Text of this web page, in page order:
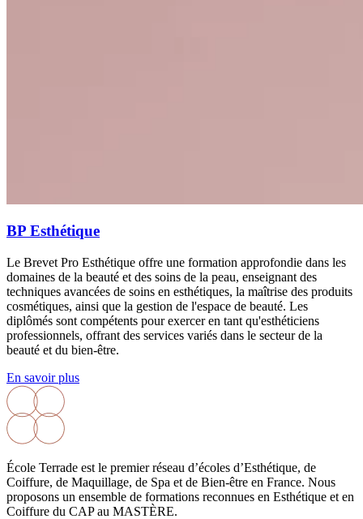
BP Esthétique
Le Brevet Pro Esthétique offre une formation approfondie dans les
domaines de la beauté et des soins de la peau, enseignant des
techniques avancées de soins en esthétiques, la maîtrise des produits
cosmétiques, ainsi que la gestion de l'espace de beauté. Les
diplômés sont compétents pour exercer en tant qu'esthéticiens
professionnels, offrant des services variés dans le secteur de la
beauté et du bien-être.
En savoir plus
École Terrade est le premier réseau d’écoles d’Esthétique, de
Coiffure, de Maquillage, de Spa et de Bien-être en France. Nous
proposons un ensemble de formations reconnues en Esthétique et en
Coiffure du CAP au MASTÈRE.